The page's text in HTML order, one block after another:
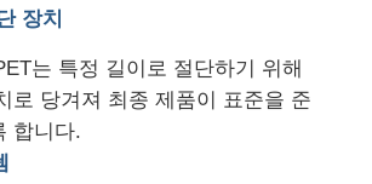
Extrusion Line
압 라인
장치
는 특정 길이로 절단하기 위해
로 당겨져 최종 제품이 표준을 준
합니다.